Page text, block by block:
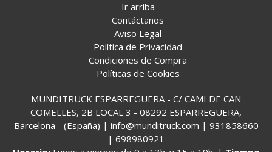
Ir arriba
Contáctanos
Aviso Legal
Política de Privacidad
Condiciones de Compra
Políticas de Cookies
MUNDITRUCK ESPARREGUERA - C/ CAMI DE CAN
COMELLES, 2B LOCAL 3 - 08292 ESPARREGUERA,
Barcelona - (España) | info@munditruck.com | 931858660
| 698980921